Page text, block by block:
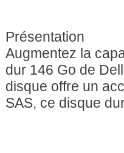
Présentation
Augmentez la
dur 146 Go de
disque offre un
SAS, ce disque